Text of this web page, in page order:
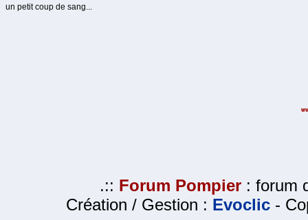
un petit coup de sang...
.:: Forum Pompier : forum
Création / Gestion : Evoclic -